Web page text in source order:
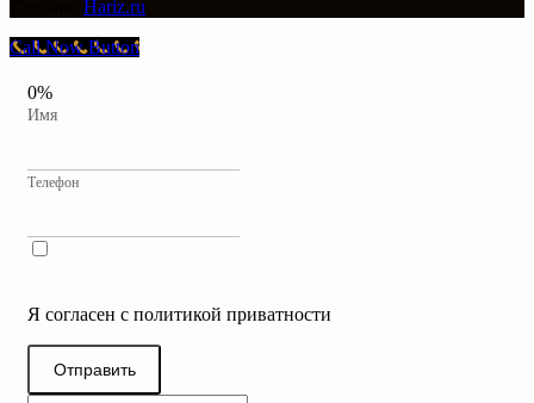
Hariz.ru
Call Now Button
0%
Имя
Телефон
Я согласен с политикой приватности
Отправить